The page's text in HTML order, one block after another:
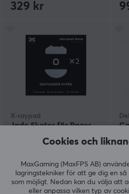
329 kr
X-raypad
Jade Skates för Razer
(1) (9)
Cookies och
MaxGaming (MaxFPS AB)
lagringstekniker för att ge dig en
som möjligt. Nedan kan du välja att
eller anpassa vilken typ av